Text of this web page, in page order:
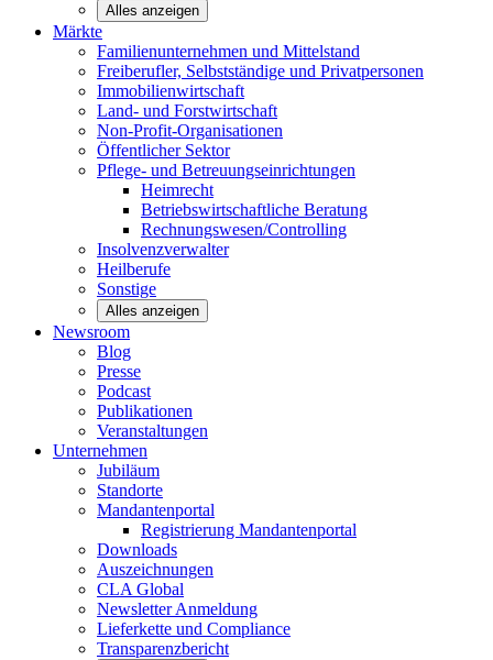
Alles anzeigen
Märkte
Familienunternehmen und Mittelstand
Freiberufler, Selbstständige und Privatpersonen
Immobilienwirtschaft
Land- und Forstwirtschaft
Non-Profit-Organisationen
Öffentlicher Sektor
Pflege- und Betreuungseinrichtungen
Heimrecht
Betriebswirtschaftliche Beratung
Rechnungswesen/Controlling
Insolvenzverwalter
Heilberufe
Sonstige
Alles anzeigen
Newsroom
Blog
Presse
Podcast
Publikationen
Veranstaltungen
Unternehmen
Jubiläum
Standorte
Mandantenportal
Registrierung Mandantenportal
Downloads
Auszeichnungen
CLAGlobal
NewsletterAnmeldung
Lieferkette und Compliance
Transparenzbericht